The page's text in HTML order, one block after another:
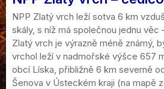
NPP Zlatý vrch leží sotva 6 km
skály, s níž má společnou jednu věc
Zlatý vrch je výrazně méně známý,
vrchol leží v nadmořské výšce 657
obcí Líska, přibližně 6 km severně
Šenova v Ústeckém kraji (na mapě